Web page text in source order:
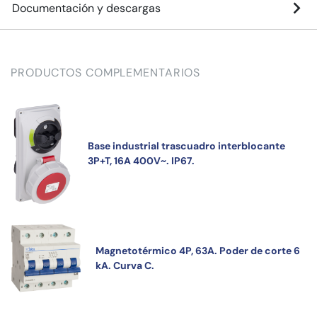
Documentación y descargas
PRODUCTOS COMPLEMENTARIOS
Base industrial trascuadro interblocante
3P+T, 16A 400V~. IP67.
Magnetotérmico 4P, 63A. Poder de corte 6
kA. Curva C.